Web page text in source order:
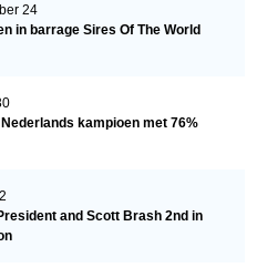
24
in barrage Sires Of The World
kampioen met 76%
and Scott Brash 2nd in